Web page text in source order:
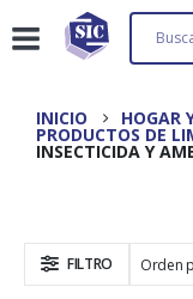
INICIO HOGAR
PRODUCTOS DE
INSECTICIDA Y
FILTRO